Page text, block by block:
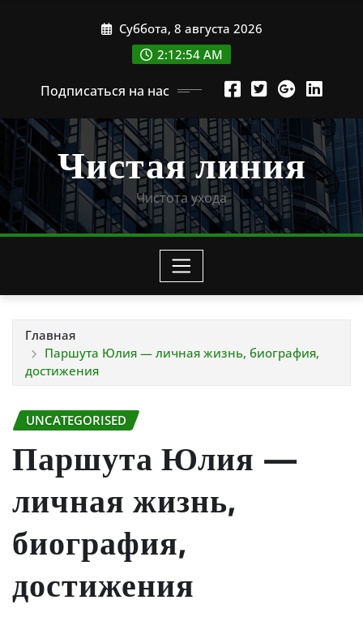
Суббота, 8 августа 2026
2:12:55 AM
Подписаться на нас
Чистая линия
Чистота ухода
Главная
Паршута Юлия — личная жизнь, биография,
достижения
UNCATEGORISED
Паршута Юлия —
личная жизнь,
биография,
достижения